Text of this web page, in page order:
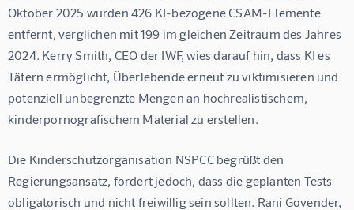
Oktober 2025 wurden 426 KI-bezogene CSAM-Elemente
entfernt, verglichen mit 199 im gleichen Zeitraum des Jahres
2024. Kerry Smith, CEO der IWF, wies darauf hin, dass KI es
Tätern ermöglicht, Überlebende erneut zu viktimisieren und
potenziell unbegrenzte Mengen an hochrealistischem,
kinderpornografischem Material zu erstellen.
Die Kinderschutzorganisation NSPCC begrüßt den
Regierungsansatz, fordert jedoch, dass die geplanten Tests
obligatorisch und nicht freiwillig sein sollten. Rani Govender,